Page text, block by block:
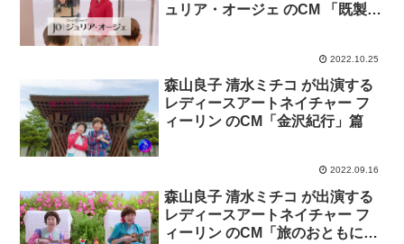
ュリア・オージェ のCM 「既製品
2022.10.25
森山良子 清水ミチコ が出演する
レディースアートネイチャー フ
ィーリン のCM「金沢紀行」篇
2022.09.16
森山良子 清水ミチコ が出演する
レディースアートネイチャー フ
ィーリン のCM「旅のおともに、